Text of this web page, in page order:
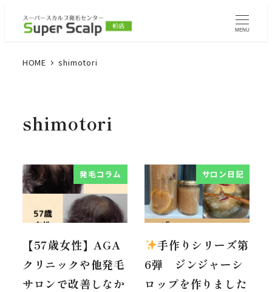
MENU
HOME shimotori
shimotori
発毛コラム
【57歳女性】AGA
クリニックや他発毛
サロンで改善しなか
サロン日記
手作りシリーズ第
6弾 ジンジャーシ
ロップを作りました